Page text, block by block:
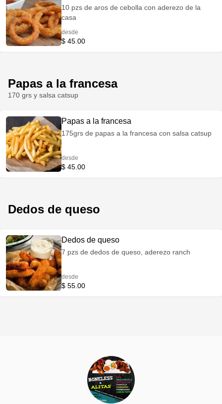
10 pzs de aros de cebolla con aderezo de la
casa
desde
$ 45.00
Papas a la francesa
170 grs y salsa catsup
Papas a la francesa
175grs de papas a la francesa con salsa catsup
desde
$ 45.00
Dedos de queso
Dedos de queso
7 pzs de dedos de queso, aderezo ranch
desde
$ 55.00